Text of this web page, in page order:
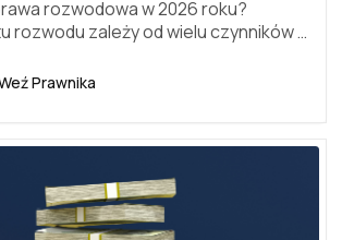
rozwodowa w 2026 roku?
rozwodu zależy od wielu czynników -
wspólna, czy macie dzieci, czy
i czy korzystacie z pomocy
omówienie procedur oraz
Prawnika